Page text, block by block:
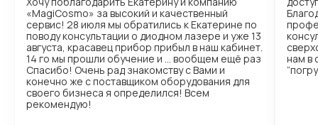
«MagiCosmo» за высокий и качественный
сервис! 28 июля мы обратились к Екатерине по
поводу консультации о диодном лазере и уже 13
августа, красавец прибор прибыл в наш кабинет.
14 го мы прошли обучение и … вообщем ещё раз
Спасибо! Очень рад знакомству с Вами и
конечно же с поставщиком оборудования для
своего бизнеса я определился! Всем
рекомендую!
нам в